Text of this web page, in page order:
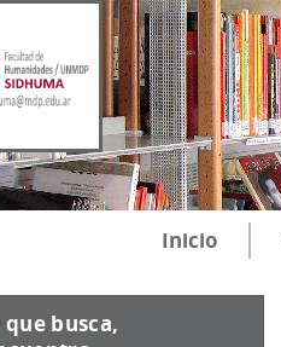
Inicio
que busca,